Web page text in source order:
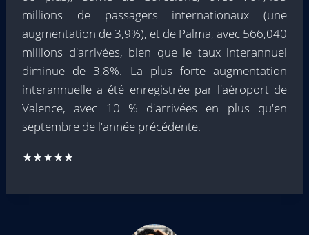
millions de passagers internationaux (une
augmentation de 3,9%), et de Palma, avec 566,040
millions d'arrivées, bien que le taux interannuel
diminue de 3,8%. La plus forte augmentation
interannuelle a été enregistrée par l'aéroport de
Valence, avec 10 % d'arrivées en plus qu'en
septembre de l'année précédente.
★★★★★